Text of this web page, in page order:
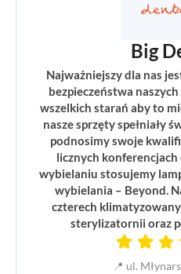
Big
Najważniejszy dla nas
bezpieczeństwa
wszelkich starań aby to
nasze sprzęty spełniały
podnosimy swoje
licznych
wybielaniu stosujemy
wybielania – Beyond.
czterech
sterylizatornii oraz
📍 ul.